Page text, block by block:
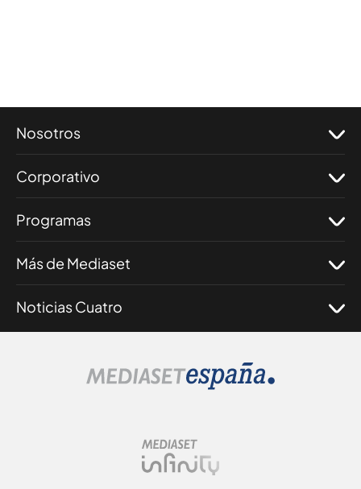
Nosotros
Corporativo
Programas
Más de Mediaset
Noticias Cuatro